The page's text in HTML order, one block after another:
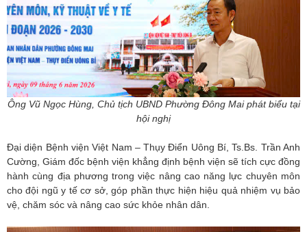
Ông Vũ Ngọc Hùng, Chủ tịch UBND Phường Đông Mai phát biểu tại
hội nghị
Đại diện Bệnh viện Việt Nam – Thụy Điển Uông Bí, Ts.Bs. Trần Anh
Cường, Giám đốc bệnh viện khẳng định bệnh viện sẽ tích cực đồng
hành cùng địa phương trong việc nâng cao năng lực chuyên môn
cho đội ngũ y tế cơ sở, góp phần thực hiện hiệu quả nhiệm vụ bảo
vệ, chăm sóc và nâng cao sức khỏe nhân dân.